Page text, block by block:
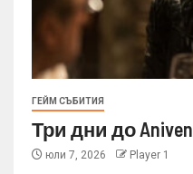
ГЕЙМ СЪБИТИЯ
Три дни до
юли 7, 2026 Player 1